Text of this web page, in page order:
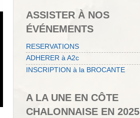
ASSISTER À NOS
ÉVÉNEMENTS
RESERVATIONS
ADHERER à A2c
INSCRIPTION à la BROCANTE
A LA UNE EN CÔTE
CHALONNAISE EN 2025